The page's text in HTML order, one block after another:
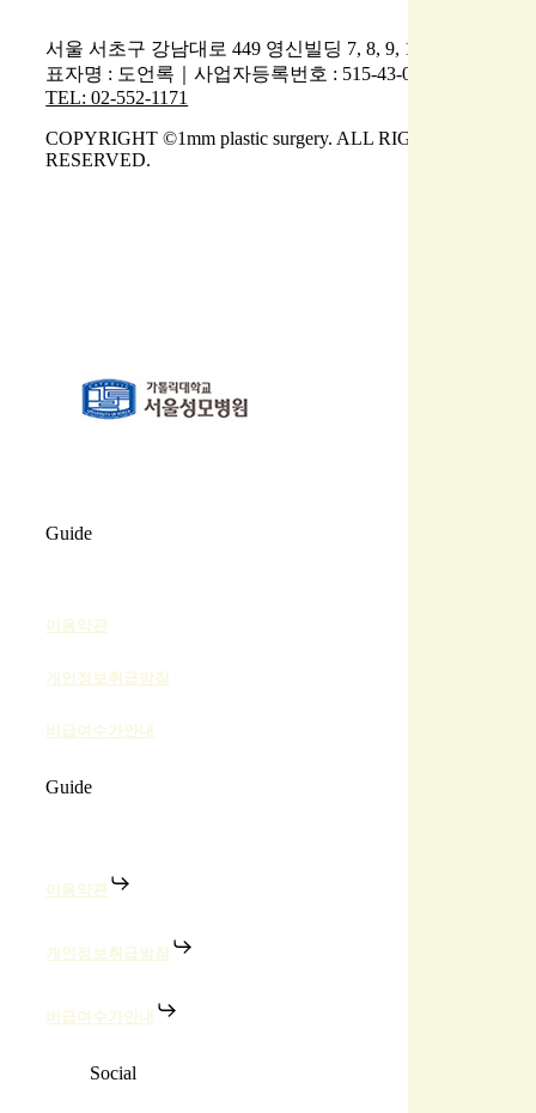
서울 서초구 강남대로 449 영신빌딩 7, 8, 9, 10층｜대
표자명 : 도언록｜사업자등록번호 : 515-43-00912｜
TEL: 02-552-1171
COPYRIGHT ©1mm plastic surgery. ALL RIGHTS
RESERVED.
Guide
이용약관
개인정보취급방침
비급여수가안내
Guide
이용약관
개인정보취급방침
비급여수가안내
Social